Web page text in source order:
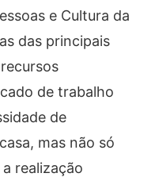
e Cultura da
das principais
de trabalho
de
mas não só
realização